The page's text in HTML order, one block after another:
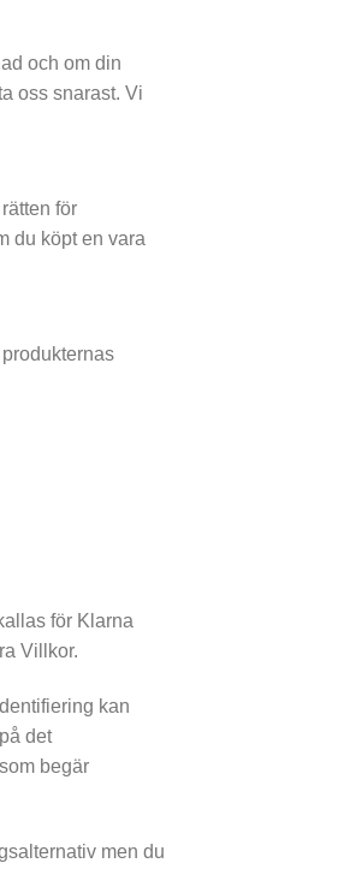
och om din
oss snarast. Vi
för
du köpt en vara
för Klarna
Villkor.
kan
det
begär
men du